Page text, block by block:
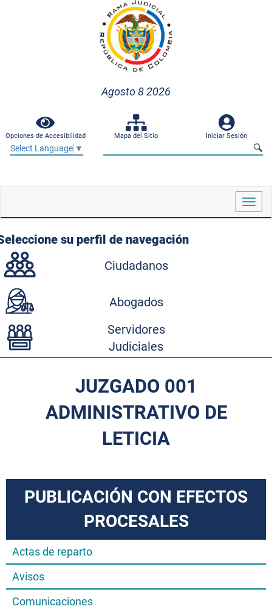
Agosto 8 2026
Opciones de Accesibilidad Mapa del Sitio Iniciar Sesión
Select Language ▼
su perfil de navegación
Ciudadanos
Abogados
Servidores
Judiciales
JUZGADO 001
ADMINISTRATIVO DE
LETICIA
PUBLICACIÓN CON EFECTOS
PROCESALES
Actas de reparto
Avisos
Comunicaciones